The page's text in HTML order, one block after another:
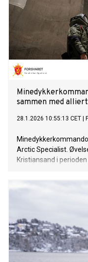
sammen med
28.1.2026 10:55:13 CET
Arctic Specialist.
Kristiansand i